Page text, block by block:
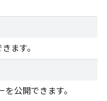
ます。
公開できます。